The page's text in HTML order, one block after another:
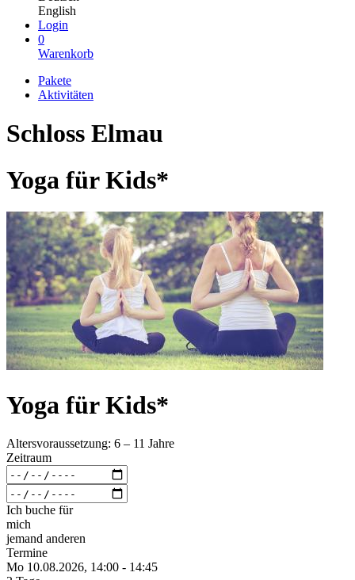
English
Login
0
Warenkorb
Pakete
Aktivitäten
Schloss Elmau
Yoga für Kids*
Yoga für Kids*
Altersvoraussetzung: 6 – 11 Jahre
Zeitraum
Ich buche für
mich
jemand anderen
Termine
Mo 10.08.2026, 14:00 - 14:45